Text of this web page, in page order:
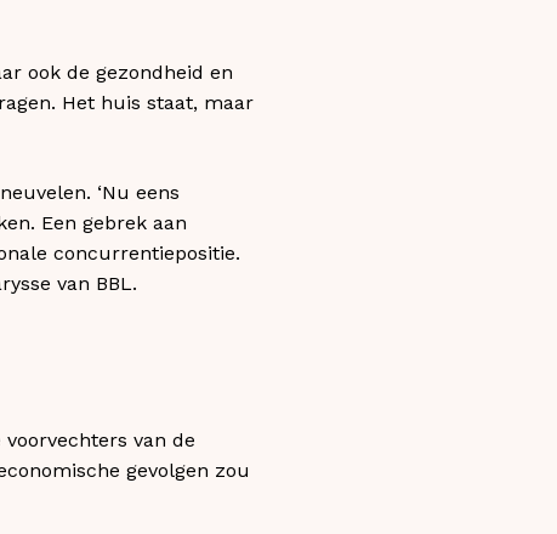
ook de gezondheid en
Het huis staat, maar
‘Nu eens
Een gebrek aan
concurrentiepositie.
van BBL.
van de
gevolgen zou